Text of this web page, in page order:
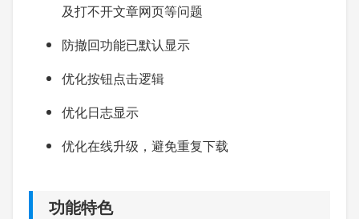
及打不开文章网页等问题
防撤回功能已默认显示
优化按钮点击逻辑
优化日志显示
优化在线升级，避免重复下载
功能特色